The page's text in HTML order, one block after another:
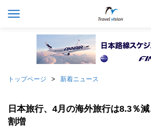
トップページ 新着ニュース
日本旅行、4月の海外旅行は8.3％
割増